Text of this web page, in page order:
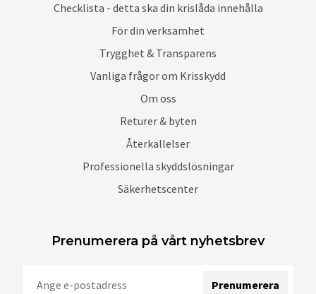
Checklista - detta ska din krislåda innehålla
För din verksamhet
Trygghet & Transparens
Vanliga frågor om Krisskydd
Om oss
Returer & byten
Återkallelser
Professionella skyddslösningar
Säkerhetscenter
Prenumerera på vårt nyhetsbrev
Prenumerera